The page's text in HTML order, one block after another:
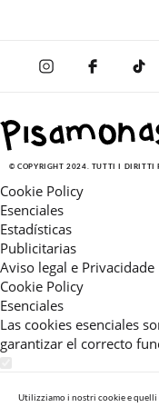
© COPYRIGHT 2024. TUTTI I DIRITTI
Cookie Policy
Esenciales
Estadísticas
Publicitarias
Aviso legal e Privacidade
Cookie Policy
Esenciales
Las cookies esenciales
garantizar el correcto
Estas cookies nos
Utilizziamo i nostri cookie e